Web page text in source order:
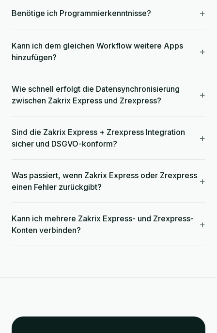
Benötige ich Programmierkenntnisse? +
Kann ich dem gleichen Workflow weitere Apps
hinzufügen?
+
Wie schnell erfolgt die Datensynchronisierung
zwischen Zakrix Express und Zrexpress?
+
Sind die Zakrix Express + Zrexpress Integration
sicher und DSGVO-konform?
+
Was passiert, wenn Zakrix Express oder Zrexpress
einen Fehler zurückgibt?
+
Kann ich mehrere Zakrix Express- und Zrexpress-
Konten verbinden?
+